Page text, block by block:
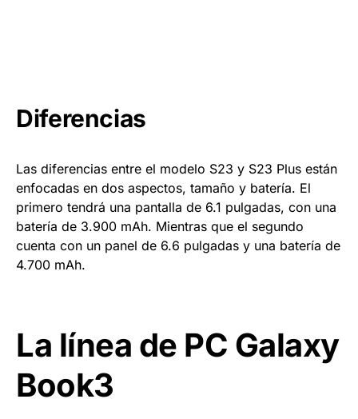
Diferencias
Las diferencias entre el modelo S23 y S23 Plus están
enfocadas en dos aspectos, tamaño y batería. El
primero tendrá una pantalla de 6.1 pulgadas, con una
batería de 3.900 mAh. Mientras que el segundo
cuenta con un panel de 6.6 pulgadas y una batería de
4.700 mAh.
La línea de PC Galaxy
Book3